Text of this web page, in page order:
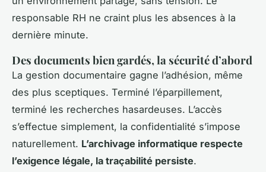
responsable RH ne craint plus les absences à la
dernière minute.
Des documents bien gardés, la sécurité d’abord
La gestion documentaire gagne l’adhésion, même
des plus sceptiques. Terminé l’éparpillement,
terminé les recherches hasardeuses. L’accès
s’effectue simplement, la confidentialité s’impose
naturellement. L’archivage informatique respecte
l’exigence légale, la traçabilité persiste.